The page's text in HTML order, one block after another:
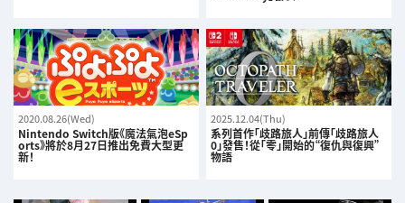
2020.08.26(Wed)
Nintendo Switch版《魔法氣泡eSp
orts》將於8月27日推出免費大型更
新！
2025.12.04(Thu)
系列首作「歧路旅人」前傳「歧路旅人
0」發售！從「零」開始的“復仇與復興”
物語